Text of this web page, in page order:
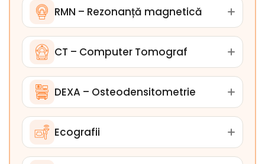
RMN – Rezonanță magnetică
CT – Computer Tomograf
DEXA – Osteodensitometrie
Ecografii